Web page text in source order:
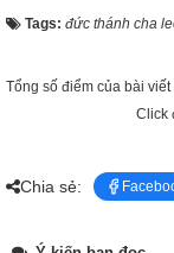
Tags: đức thánh cha
Tổng số điểm của bài
Click
Chia sẻ: